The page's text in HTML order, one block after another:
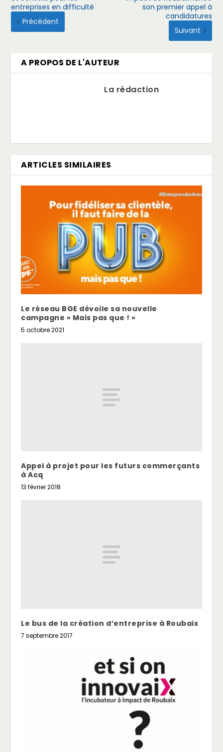
entreprises en difficulté
Précédent
son premier appel à
candidatures
Suivant
A PROPOS DE L'AUTEUR
La rédaction
ARTICLES SIMILAIRES
Le réseau BGE dévoile sa nouvelle
campagne « Mais pas que ! »
5 octobre 2021
Appel à projet pour les futurs commerçants
à Acq
13 février 2018
Le bus de la création d’entreprise à Roubaix
7 septembre 2017